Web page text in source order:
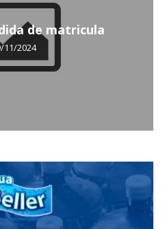
de matricula
11/2024